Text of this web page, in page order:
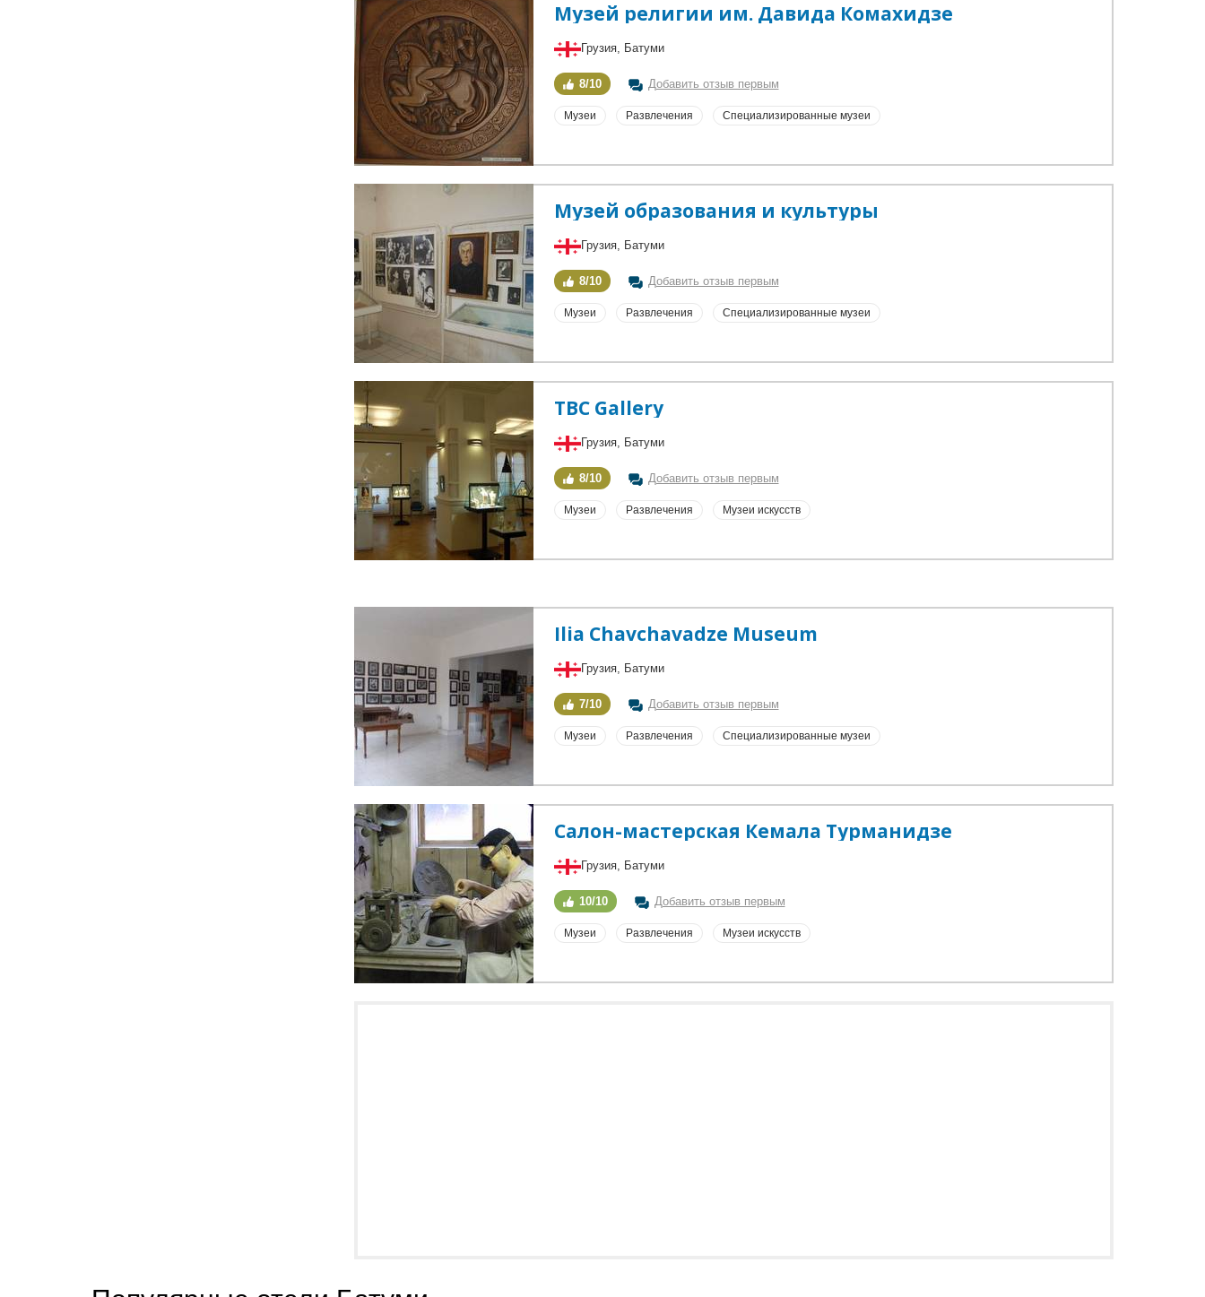
Музей религии им. Давида Комахидзе
Грузия, Батуми
8/10 Добавить отзыв первым
Музеи Развлечения Специализированные музеи
Музей образования и культуры
Грузия, Батуми
8/10 Добавить отзыв первым
Музеи Развлечения Специализированные музеи
TBC Gallery
Грузия, Батуми
8/10 Добавить отзыв первым
Музеи Развлечения Музеи искусств
Ilia Chavchavadze Museum
Грузия, Батуми
7/10 Добавить отзыв первым
Музеи Развлечения Специализированные музеи
Салон-мастерская Кемала Турманидзе
Грузия, Батуми
10/10 Добавить отзыв первым
Музеи Развлечения Музеи искусств